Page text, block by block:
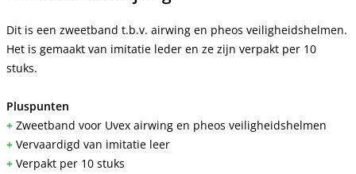
Dit is een zweetband t.b.v. airwing en pheos veiligheidshelmen.
Het is gemaakt van imitatie leder en ze zijn verpakt per 10
stuks.
Pluspunten
+ Zweetband voor Uvex airwing en pheos veiligheidshelmen
+ Vervaardigd van imitatie leer
+ Verpakt per 10 stuks